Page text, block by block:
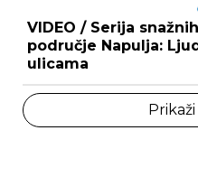
VIDEO / Serija
područje Napulja:
ulicama